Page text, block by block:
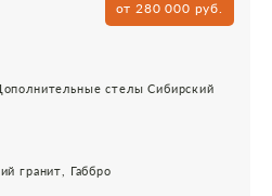
от 280 000 руб.
стелы Сибирский
гранит, Габбро